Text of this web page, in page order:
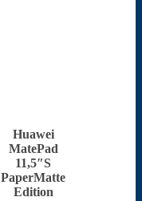
Huawei
MatePad
11,5″S
PaperMatte
Edition